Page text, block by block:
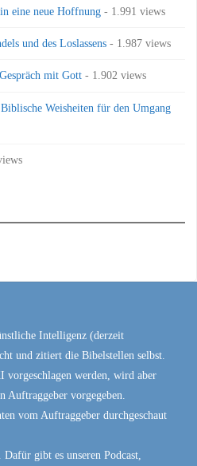
eine neue Hoffnung - 1.991 views
und des Loslassens - 1.987 views
mit Gott - 1.902 views
Weisheiten für den Umgang
Intelligenz (derzeit
und zitiert die Bibelstellen selbst.
vorgeschlagen werden, wird aber
Auftraggeber vorgegeben.
vom Auftraggeber durchgeschaut
gibt es unseren Podcast,